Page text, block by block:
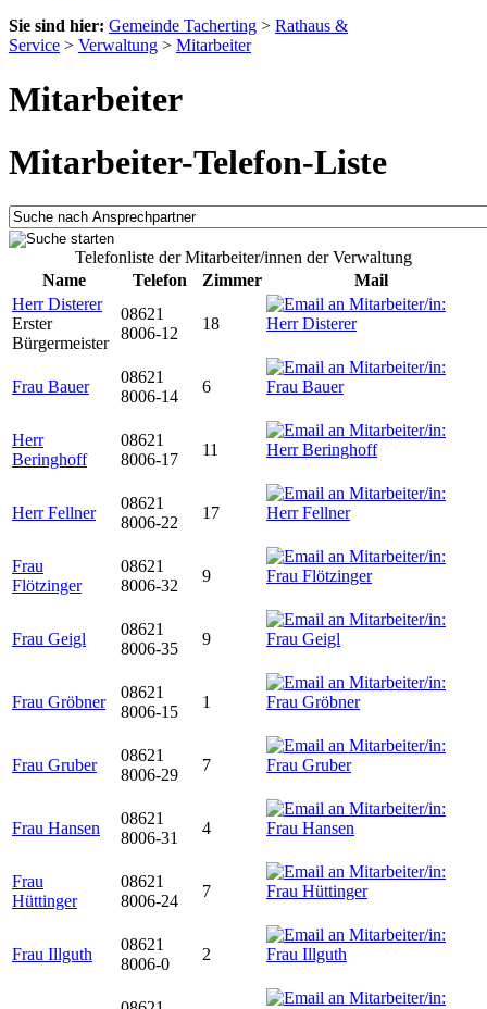
Sie sind hier: Gemeinde Tacherting > Rathaus &
Service > Verwaltung > Mitarbeiter
Mitarbeiter
Mitarbeiter-Telefon-Liste
Telefonliste der Mitarbeiter/innen der Verwaltung
Name
Telefon Zimmer
Mail
Herr Disterer
Erster
Bürgermeister
08621
8006-12
18
Frau Bauer
08621
8006-14
6
Herr
Beringhoff
08621
8006-17
11
Herr Fellner
08621
8006-22
17
Frau
Flötzinger
08621
8006-32
9
Frau Geigl
08621
8006-35
9
Frau Gröbner
08621
8006-15
1
Frau Gruber
08621
8006-29
7
Frau Hansen
08621
8006-31
4
Frau
Hüttinger
08621
8006-24
7
Frau Illguth
08621
8006-0
2